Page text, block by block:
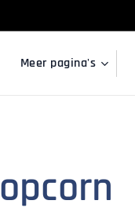
Meer pagina's